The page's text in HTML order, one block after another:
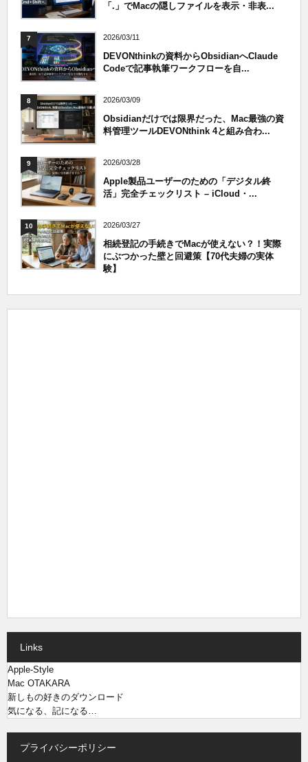
「.」でMacの隠しファイルを表示・非表...
7 2026/03/11
DEVONthinkの資料からObsidianへClaude
Codeで記事執筆ワークフローを自...
8 2026/03/09
Obsidianだけでは限界だった、Mac最強の資
料管理ツールDEVONthink 4と組み合わ...
9 2026/03/28
Apple製品ユーザーのための「デジタル終
活」完全チェックリスト – iCloud・...
10 2026/03/27
相続登記の手続きでMacが使えない？！実際
にぶつかった壁と回避策【70代夫婦の実体
験】
Links
Apple-Style
Mac OTAKARA
新しもの好きのダウンロード
気になる、記になる…
プライバシーポリシー